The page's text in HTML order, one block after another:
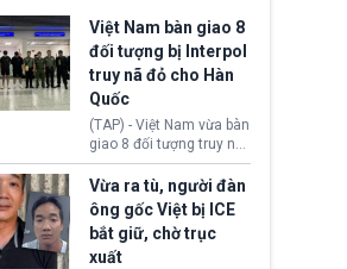
Việt Nam bàn giao 8
đối tượng bị Interpol
truy nã đỏ cho Hàn
Quốc
(TAP) - Việt Nam vừa bàn
giao 8 đối tượng truy nã
đỏ Interpol cho lực lượng
chức năng Hàn Quốc.
Nhóm này bị xác định
lừa đảo 619 nạn nhân,
chiếm đoạt hơn 17,7 tỷ
KRW.
Vừa ra tù, người đàn
ông gốc Việt bị ICE
bắt giữ, chờ trục
xuất